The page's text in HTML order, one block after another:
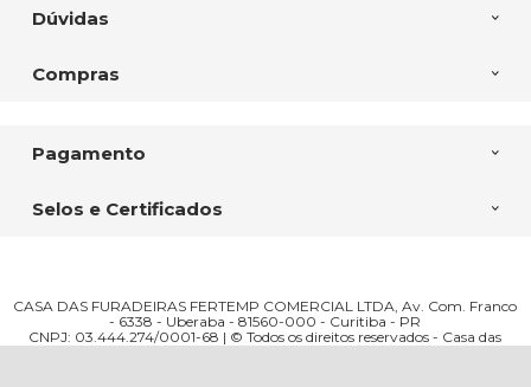
Dúvidas
Compras
Pagamento
Selos e Certificados
CASA DAS FURADEIRAS FERTEMP COMERCIAL LTDA, Av. Com. Franco
- 6338 - Uberaba - 81560-000 - Curitiba - PR
CNPJ: 03.444.274/0001-68 | © Todos os direitos reservados - Casa das